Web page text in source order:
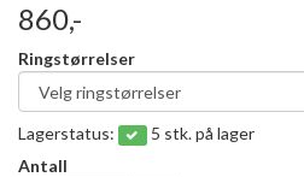
860,-
Ringstørrelser
Lagerstatus:
5 stk. på lager
Antall